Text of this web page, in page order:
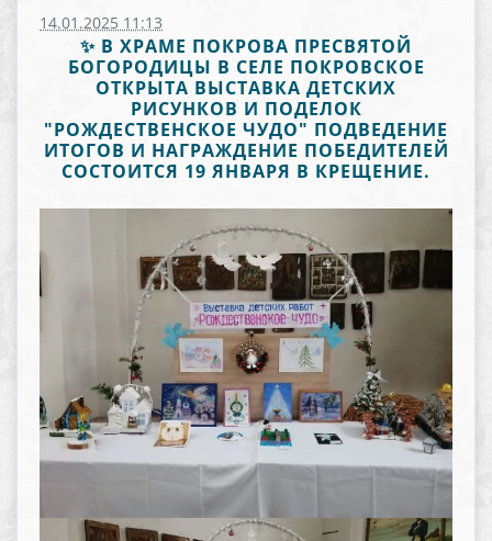
14.01.2025 11:13
✨ В ХРАМЕ ПОКРОВА ПРЕСВЯТОЙ
БОГОРОДИЦЫ В СЕЛЕ ПОКРОВСКОЕ
ОТКРЫТА ВЫСТАВКА ДЕТСКИХ
РИСУНКОВ И ПОДЕЛОК
"РОЖДЕСТВЕНСКОЕ ЧУДО" ПОДВЕДЕНИЕ
ИТОГОВ И НАГРАЖДЕНИЕ ПОБЕДИТЕЛЕЙ
СОСТОИТСЯ 19 ЯНВАРЯ В КРЕЩЕНИЕ.